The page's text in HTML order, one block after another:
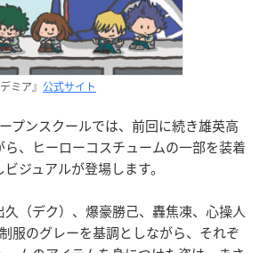
ミア』 公式サイト
プンスクールでは、前回に続き雄英高
、ヒーローコスチュームの一部を装着
ジュアルが登場します。
（デク）、爆豪勝己、轟焦凍、心操人
服のグレーを基調としながら、それぞ